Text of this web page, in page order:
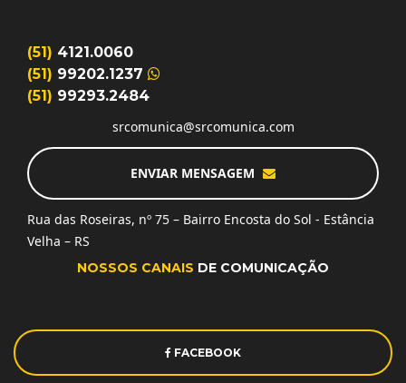
(51) 4121.0060
(51) 99202.1237
(51) 99293.2484
srcomunica@srcomunica.com
ENVIAR MENSAGEM
Rua das Roseiras, nº 75 – Bairro Encosta do Sol - Estância
Velha – RS
NOSSOS CANAIS DE COMUNICAÇÃO
FACEBOOK